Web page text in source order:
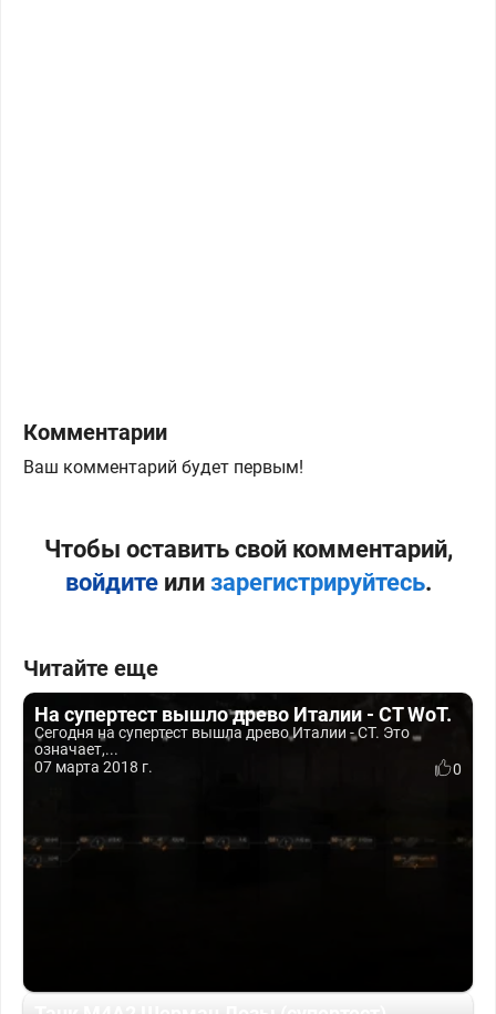
Комментарии
Ваш комментарий будет первым!
Чтобы оставить свой комментарий,
войдитеили зарегистрируйтесь.
Читайте еще
На супертест вышло древо Италии - СТ WoT.
Сегодня на супертест вышла древо Италии - СТ. Это
означает,...
07 марта 2018 г.
0